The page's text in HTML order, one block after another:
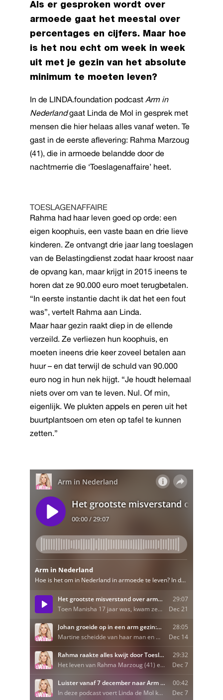
Als er gesproken wordt over
armoede gaat het meestal over
percentages en cijfers. Maar hoe
is het nou echt om week in week
uit met je gezin van het absolute
minimum te moeten leven?
In de LINDA.foundation podcast Arm in
Nederlandgaat Linda de Mol in gesprek met
mensen die hier helaas alles vanaf weten. Te
gast in de eerste aflevering: Rahma Marzoug
(41), die in armoede belandde door de
nachtmerrie die ‘Toeslagenaffaire’ heet.
TOESLAGENAFFAIRE
Rahma had haar leven goed op orde: een
eigen koophuis, een vaste baan en drie lieve
kinderen. Ze ontvangt drie jaar lang toeslagen
van de Belastingdienst zodat haar kroost naar
de opvang kan, maar krijgt in 2015 ineens te
horen dat ze 90.000 euro moet terugbetalen.
“In eerste instantie dacht ik dat het een fout
was”, vertelt Rahma aan Linda.
Maar haar gezin raakt diep in de ellende
verzeild. Ze verliezen hun koophuis, en
moeten ineens drie keer zoveel betalen aan
huur – en dat terwijl de schuld van 90.000
euro nog in hun nek hijgt. “Je houdt helemaal
niets over om van te leven. Nul. Of min,
eigenlijk. We plukten appels en peren uit het
buurtplantsoen om eten op tafel te kunnen
zetten.”